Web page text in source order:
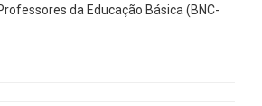
da Educação Básica (BNC-